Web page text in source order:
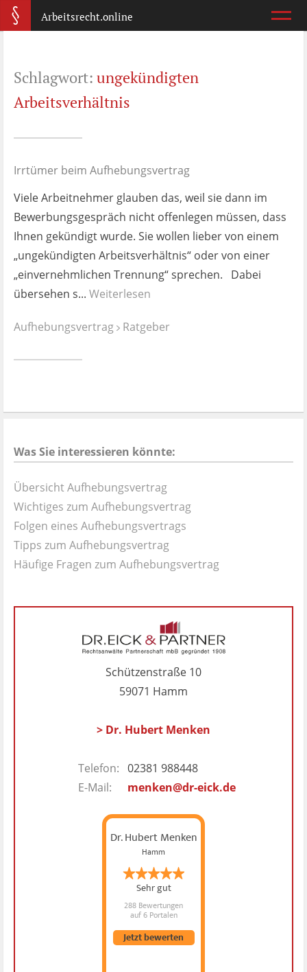
Arbeitsrecht.online
Was ist wichtig?
Wie reagiere ich?
Kündigung
Was jetzt?
Aufhebungsvertrag
Wann lohnt er sich?
Zeugnis
Datenschutz
Schlagwort: ungekündigten
Arbeitsverhältnis
Irrtümer beim Aufhebungsvertrag
Viele Arbeitnehmer glauben das, weil sie dann im
Bewerbungsgespräch nicht offenlegen müssen, dass
Ihnen gekündigt wurde. Sie wollen lieber von einem
„ungekündigten Arbeitsverhältnis“ oder von einer
„einvernehmlichen Trennung“ sprechen. Dabei
übersehen s... Weiterlesen
Aufhebungsvertrag Ratgeber
Was Sie interessieren könnte:
Übersicht Aufhebungsvertrag
Wichtiges zum Aufhebungsvertrag
Folgen eines Aufhebungsvertrags
Tipps zum Aufhebungsvertrag
Häufige Fragen zum Aufhebungsvertrag
Schützenstraße 10
59071 Hamm
> Dr. Hubert Menken
Telefon: 02381 988448
E-Mail:
menken@dr-eick.de
Dr. Hubert Menken
Hamm
Sehr gut
288 Bewertungen
auf 6 Portalen
Jetzt bewerten